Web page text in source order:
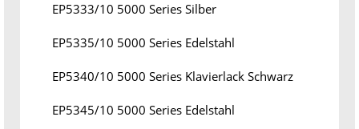
EP5333/10 5000 Series Silber
EP5335/10 5000 Series Edelstahl
EP5340/10 5000 Series Klavierlack Schwarz
EP5345/10 5000 Series Edelstahl